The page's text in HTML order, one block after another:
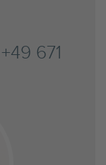
671